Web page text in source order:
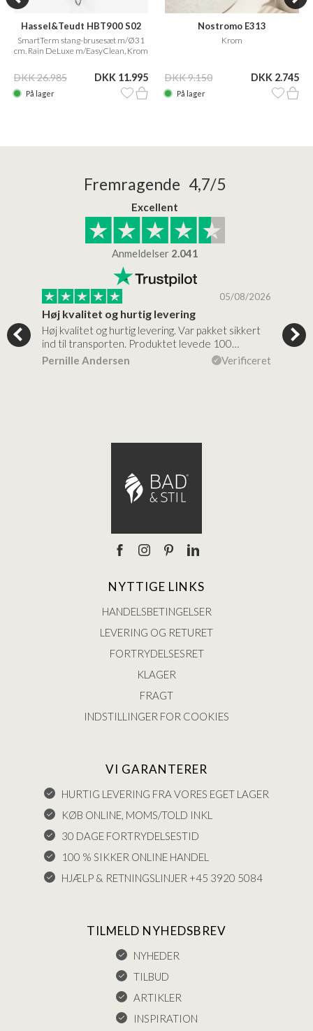
Hassel&Teudt HBT900 S02
SmartTerm stang-brusesæt m/Ø31
cm. Rain DeLuxe m/EasyClean, Krom
DKK 26.985 DKK 11.995
På lager
Nostromo E313
Krom
DKK 9.150 DKK 2.745
På lager
Fremragende 4,7/5
Excellent
Anmeldelser 2.041
05/08/2026
Høj kvalitet og hurtig levering
Høj kvalitet og hurtig levering. Var pakket sikkert
ind til transporten. Produktet levede 100…
Pernille Andersen
Verificeret
NYTTIGE LINKS
HANDELSBETINGELSER
LEVERING OG RETURET
FORTRYDELSESRET
KLAGER
FRAGT
INDSTILLINGER FOR COOKIES
VI GARANTERER
HURTIG LEVERING FRA VORES EGET LAGER
KØB ONLINE, MOMS/TOLD INKL
30 DAGE FORTRYDELSESTID
100 % SIKKER ONLINE HANDEL
HJÆLP & RETNINGSLINJER +45 3920 5084
TILMELD NYHEDSBREV
NYHEDER
TILBUD
ARTIKLER
INSPIRATION